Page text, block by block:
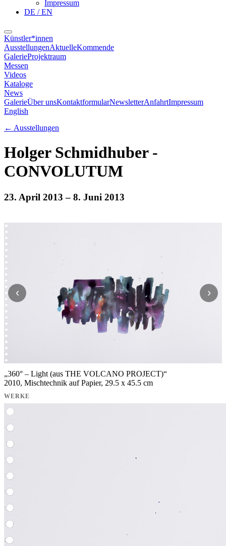
Impressum
DE / EN
Künstler*innen
AusstellungenAktuelleKommende
GalerieProjektraum
Messen
Videos
Kataloge
News
GalerieÜber unsKontaktformularNewsletterAnfahrtImpressum
English
← Ausstellungen
Holger Schmidhuber -
CONVOLUTUM
23. April 2013 – 8. Juni 2013
‹ ›
„360° – Light (aus THE VOLCANO PROJECT)“
2010, Mischtechnik auf Papier, 29.5 x 45.5 cm
WERKE